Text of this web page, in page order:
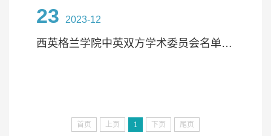
n、西英格兰大学质量与学术合作提升部副主管Helen
Dewar、西英学院国际护理实践硕士专业中方负责人
张华、英方专业负责人Mei Champ；西英学院康复治
23 2023-12
西英格兰学院中英双方学术委员会名单（拟定版）
首页 上页 1 下页 尾页